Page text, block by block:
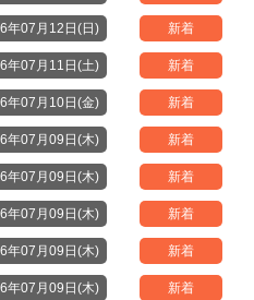
年07月12日(日) 新着
年07月11日(土) 新着
年07月10日(金) 新着
年07月09日(木) 新着
年07月09日(木) 新着
年07月09日(木) 新着
年07月09日(木) 新着
年07月09日(木) 新着